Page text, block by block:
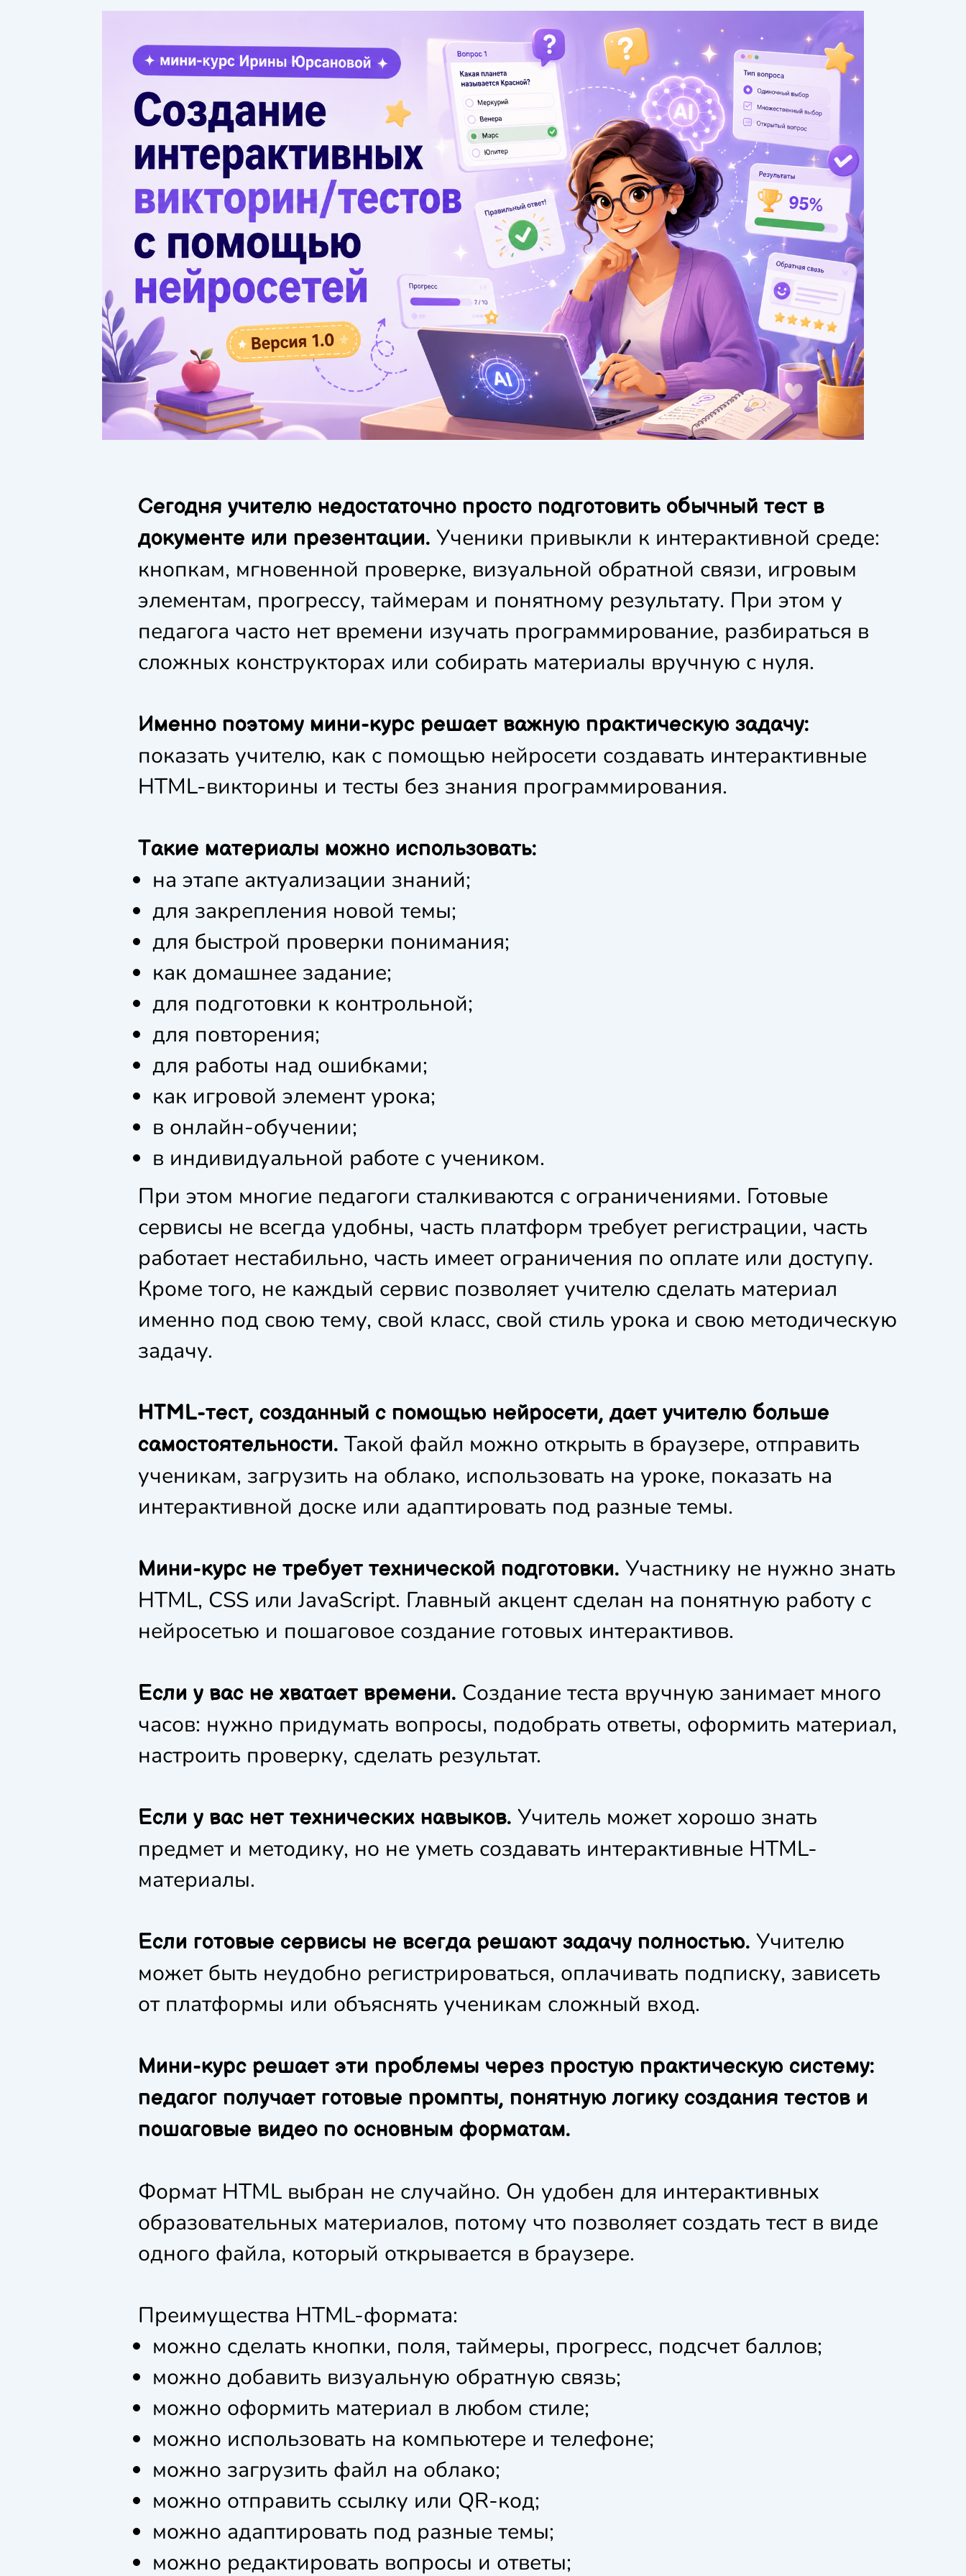
Сегодня учителю недостаточно просто подготовить обычный тест в
документе или презентации. Ученики привыкли к интерактивной среде:
кнопкам, мгновенной проверке, визуальной обратной связи, игровым
элементам, прогрессу, таймерам и понятному результату. При этом у
педагога часто нет времени изучать программирование, разбираться в
сложных конструкторах или собирать материалы вручную с нуля.
Именно поэтому мини-курс решает важную практическую задачу:
показать учителю, как с помощью нейросети создавать интерактивные
HTML-викторины и тесты без знания программирования.
Такие материалы можно использовать:
на этапе актуализации знаний;
для закрепления новой темы;
для быстрой проверки понимания;
как домашнее задание;
для подготовки к контрольной;
для повторения;
для работы над ошибками;
как игровой элемент урока;
в онлайн-обучении;
в индивидуальной работе с учеником.
При этом многие педагоги сталкиваются с ограничениями. Готовые
сервисы не всегда удобны, часть платформ требует регистрации, часть
работает нестабильно, часть имеет ограничения по оплате или доступу.
Кроме того, не каждый сервис позволяет учителю сделать материал
именно под свою тему, свой класс, свой стиль урока и свою методическую
задачу.
HTML-тест, созданный с помощью нейросети, дает учителю больше
самостоятельности. Такой файл можно открыть в браузере, отправить
ученикам, загрузить на облако, использовать на уроке, показать на
интерактивной доске или адаптировать под разные темы.
Мини-курс не требует технической подготовки. Участнику не нужно знать
HTML, CSS или JavaScript. Главный акцент сделан на понятную работу с
нейросетью и пошаговое создание готовых интерактивов.
Если у вас не хватает времени. Создание теста вручную занимает много
часов: нужно придумать вопросы, подобрать ответы, оформить материал,
настроить проверку, сделать результат.
Если у вас нет технических навыков. Учитель может хорошо знать
предмет и методику, но не уметь создавать интерактивные HTML-
материалы.
Если готовые сервисы не всегда решают задачу полностью. Учителю
может быть неудобно регистрироваться, оплачивать подписку, зависеть
от платформы или объяснять ученикам сложный вход.
Мини-курс решает эти проблемы через простую практическую систему:
педагог получает готовые промпты, понятную логику создания тестов и
пошаговые видео по основным форматам.
Формат HTML выбран не случайно. Он удобен для интерактивных
образовательных материалов, потому что позволяет создать тест в виде
одного файла, который открывается в браузере.
Преимущества HTML-формата:
можно сделать кнопки, поля, таймеры, прогресс, подсчет баллов;
можно добавить визуальную обратную связь;
можно оформить материал в любом стиле;
можно использовать на компьютере и телефоне;
можно загрузить файл на облако;
можно отправить ссылку или QR-код;
можно адаптировать под разные темы;
можно редактировать вопросы и ответы;